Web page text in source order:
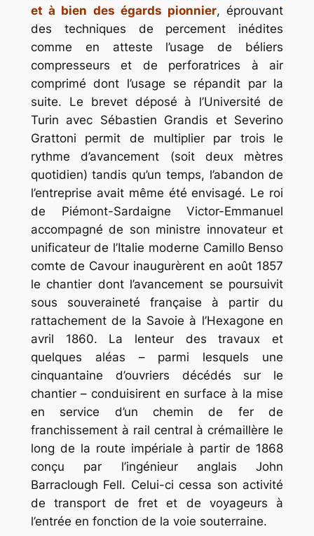
et à bien des égards pionnier, éprouvant
des techniques de percement inédites
comme en atteste l’usage de béliers
compresseurs et de perforatrices à air
comprimé dont l’usage se répandit par la
suite. Le brevet déposé à l’Université de
Turin avec Sébastien Grandis et Severino
Grattoni permit de multiplier par trois le
rythme d’avancement (soit deux mètres
quotidien) tandis qu’un temps, l’abandon de
l’entreprise avait même été envisagé. Le roi
de Piémont-Sardaigne Victor-Emmanuel
accompagné de son ministre innovateur et
unificateur de l’Italie moderne Camillo Benso
comte de Cavour inaugurèrent en août 1857
le chantier dont l’avancement se poursuivit
sous souveraineté française à partir du
rattachement de la Savoie à l’Hexagone en
avril 1860. La lenteur des travaux et
quelques aléas – parmi lesquels une
cinquantaine d’ouvriers décédés sur le
chantier – conduisirent en surface à la mise
en service d’un chemin de fer de
franchissement à rail central à crémaillère le
long de la route impériale à partir de 1868
conçu par l’ingénieur anglais John
Barraclough Fell. Celui-ci cessa son activité
de transport de fret et de voyageurs à
l’entrée en fonction de la voie souterraine.